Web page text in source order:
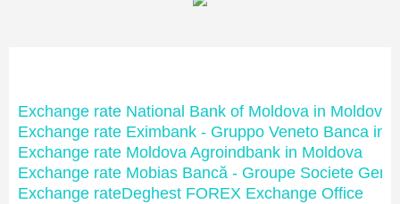
Exchange rate National Bank of Moldova in Moldova
Exchange rate Eximbank - Gruppo Veneto Banca in
Exchange rate Moldova Agroindbank in Moldova
Exchange rate Mobias Bancă - Groupe Societe
Exchange rateDeghest FOREX Exchange Office